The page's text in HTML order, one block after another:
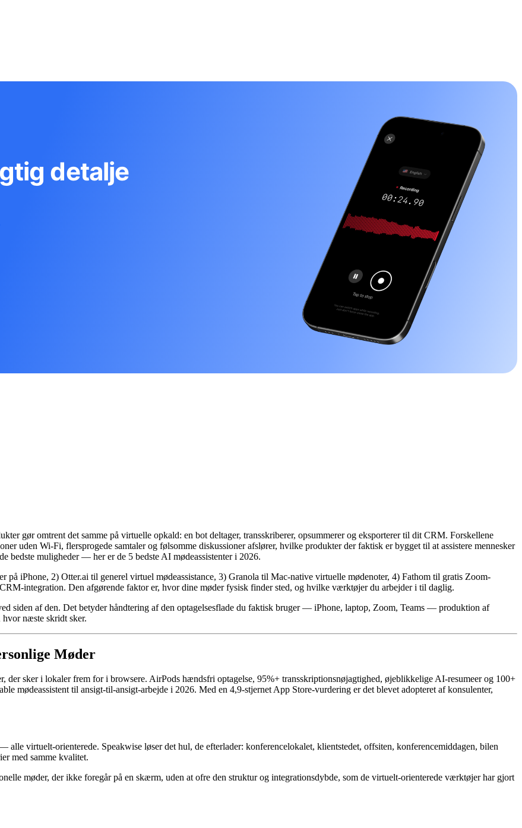
detalje
gør omtrent det samme på virtuelle opkald: en bot deltager, transskriberer, opsummerer og eksporterer til dit CRM. Forskellene
uden Wi-Fi, flersprogede samtaler og følsomme diskussioner afslører, hvilke produkter der faktisk er bygget til at assistere mennesker
bedste muligheder — her er de 5 bedste AI mødeassistenter i 2026.
på iPhone, 2) Otter.ai til generel virtuel mødeassistance, 3) Granola til Mac-native virtuelle mødenoter, 4) Fathom til gratis Zoom-
integration. Den afgørende faktor er, hvor dine møder fysisk finder sted, og hvilke værktøjer du arbejder i til daglig.
siden af den. Det betyder håndtering af den optagelsesflade du faktisk bruger — iPhone, laptop, Zoom, Teams — produktion af
næste skridt sker.
Møder
der sker i lokaler frem for i browsere. AirPods hændsfri optagelse, 95%+ transskriptionsnøjagtighed, øjeblikkelige AI-resumeer og 100+
mødeassistent til ansigt-til-ansigt-arbejde i 2026. Med en 4,9-stjernet App Store-vurdering er det blevet adopteret af konsulenter,
virtuelt-orienterede. Speakwise løser det hul, de efterlader: konferencelokalet, klientstedet, offsiten, konferencemiddagen, bilen
med samme kvalitet.
møder, der ikke foregår på en skærm, uden at ofre den struktur og integrationsdybde, som de virtuelt-orienterede værktøjer har gjort